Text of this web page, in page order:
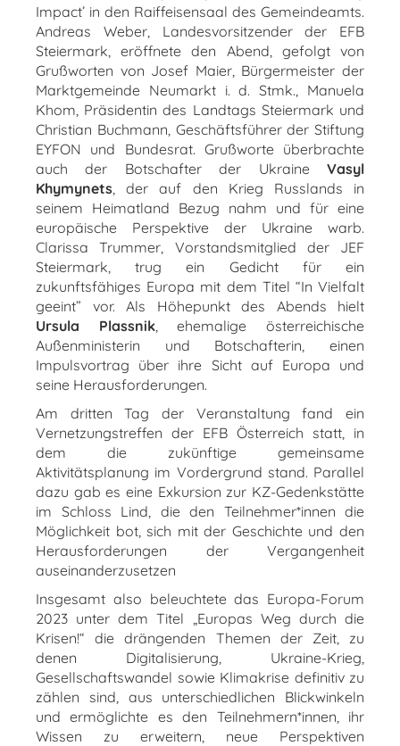
Impact’ in den Raiffeisensaal des Gemeindeamts.
Andreas Weber, Landesvorsitzender der EFB
Steiermark, eröffnete den Abend, gefolgt von
Grußworten von Josef Maier, Bürgermeister der
Marktgemeinde Neumarkt i. d. Stmk., Manuela
Khom, Präsidentin des Landtags Steiermark und
Christian Buchmann, Geschäftsführer der Stiftung
EYFON und Bundesrat. Grußworte überbrachte
auch der Botschafter der Ukraine Vasyl
Khymynets, der auf den Krieg Russlands in
seinem Heimatland Bezug nahm und für eine
europäische Perspektive der Ukraine warb.
Clarissa Trummer, Vorstandsmitglied der JEF
Steiermark, trug ein Gedicht für ein
zukunftsfähiges Europa mit dem Titel “In Vielfalt
geeint” vor. Als Höhepunkt des Abends hielt
Ursula Plassnik, ehemalige österreichische
Außenministerin und Botschafterin, einen
Impulsvortrag über ihre Sicht auf Europa und
seine Herausforderungen.
Am dritten Tag der Veranstaltung fand ein
Vernetzungstreffen der EFB Österreich statt, in
dem die zukünftige gemeinsame
Aktivitätsplanung im Vordergrund stand. Parallel
dazu gab es eine Exkursion zur KZ-Gedenkstätte
im Schloss Lind, die den Teilnehmer*innen die
Möglichkeit bot, sich mit der Geschichte und den
Herausforderungen der Vergangenheit
auseinanderzusetzen
Insgesamt also beleuchtete das Europa-Forum
2023 unter dem Titel „Europas Weg durch die
Krisen!“ die drängenden Themen der Zeit, zu
denen Digitalisierung, Ukraine-Krieg,
Gesellschaftswandel sowie Klimakrise definitiv zu
zählen sind, aus unterschiedlichen Blickwinkeln
und ermöglichte es den Teilnehmern*innen, ihr
Wissen zu erweitern, neue Perspektiven